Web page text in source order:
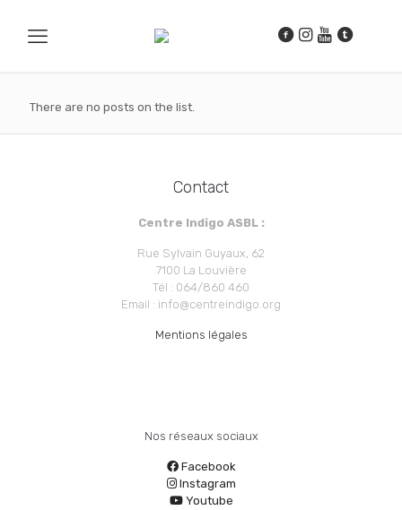
There are no posts on the list.
Contact
Centre Indigo ASBL :
Rue Sylvain Guyaux, 62
7100 La Louvière
Tél : 064/860 460
Email : info@centreindigo.org
Mentions légales
Nos réseaux sociaux
Facebook
Instagram
Youtube